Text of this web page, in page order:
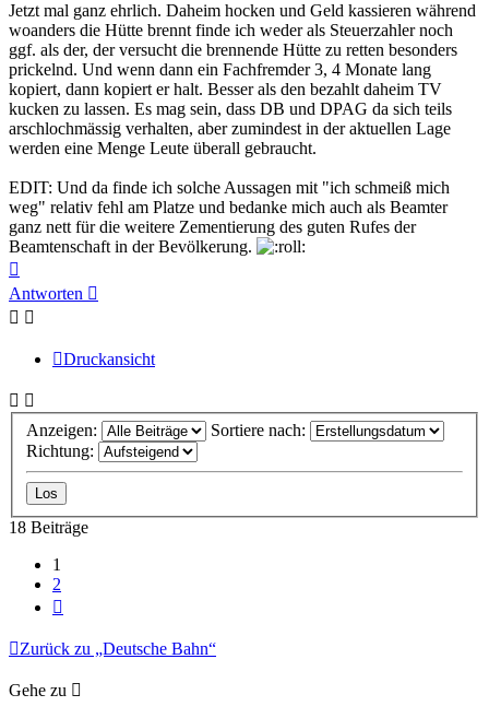
Jetzt mal ganz ehrlich. Daheim hocken und Geld kassieren während
woanders die Hütte brennt finde ich weder als Steuerzahler noch
ggf. als der, der versucht die brennende Hütte zu retten besonders
prickelnd. Und wenn dann ein Fachfremder 3, 4 Monate lang
kopiert, dann kopiert er halt. Besser als den bezahlt daheim TV
kucken zu lassen. Es mag sein, dass DB und DPAG da sich teils
arschlochmässig verhalten, aber zumindest in der aktuellen Lage
werden eine Menge Leute überall gebraucht.
EDIT: Und da finde ich solche Aussagen mit "ich schmeiß mich
weg" relativ fehl am Platze und bedanke mich auch als Beamter
ganz nett für die weitere Zementierung des guten Rufes der
Beamtenschaft in der Bevölkerung.
oben
Antworten
Druckansicht
Anzeigen:
Sortiere nach:
Richtung:
18 Beiträge
1
2
Zurück zu „Deutsche Bahn“
Gehe zu